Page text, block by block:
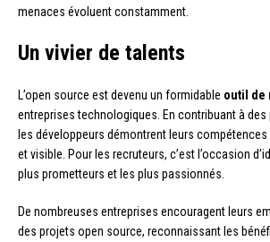
menaces évoluent constamment.
Un vivier de talents
L’open source est devenu un formidable outil de
entreprises technologiques. En contribuant à
les développeurs démontrent leurs
et visible. Pour les recruteurs, c’est l’occasion
plus prometteurs et les plus passionnés.
De nombreuses entreprises encouragent leurs
des projets open source, reconnaissant les